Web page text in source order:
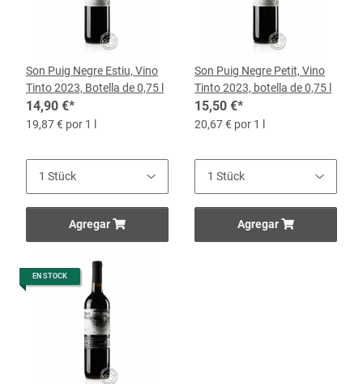
Son Puig Negre Estiu, Vino
Tinto 2023, Botella de 0,75 l
14,90 €*
19,87 € por 1 l
Agregar
Son Puig Negre Petit, Vino
Tinto 2023, botella de 0,75 l
15,50 €*
20,67 € por 1 l
Agregar
EN STOCK